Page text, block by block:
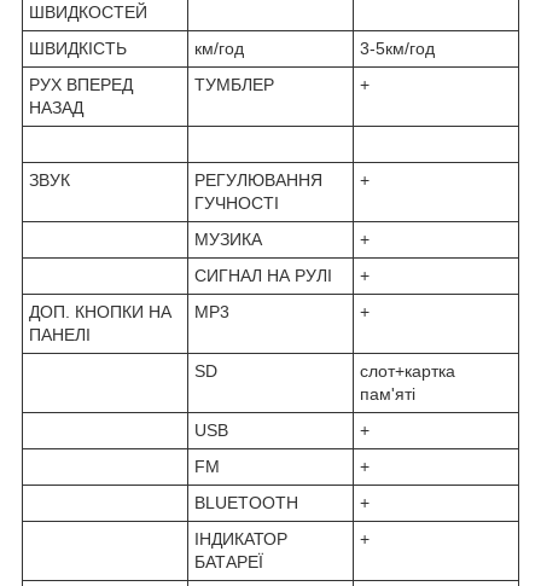
ШВИДКОСТЕЙ
ШВИДКІСТЬ км/год
3-5км/год
РУХ ВПЕРЕД
НАЗАД
ТУМБЛЕР +
ЗВУК
РЕГУЛЮВАННЯ
ГУЧНОСТІ
+
МУЗИКА
+
СИГНАЛ НА РУЛІ
+
ДОП. КНОПКИ НА
ПАНЕЛІ
MP3 +
SD
слот+картка
пам'яті
USB
+
FM
+
BLUETOOTH
+
ІНДИКАТОР
БАТАРЕЇ
+